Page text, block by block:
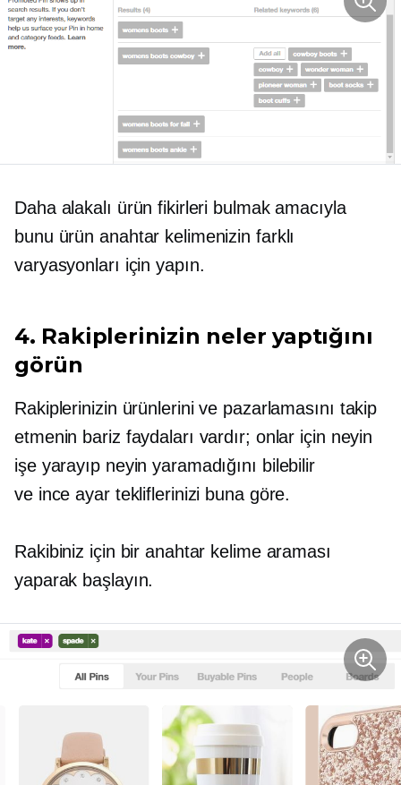
Daha alakalı ürün fikirleri bulmak amacıyla
bunu ürün anahtar kelimenizin farklı
varyasyonları için yapın.
4. Rakiplerinizin neler yaptığını
görün
Rakiplerinizin ürünlerini ve pazarlamasını takip
etmenin bariz faydaları vardır; onlar için neyin
işe yarayıp neyin yaramadığını bilebilir
ve ince ayartekliflerinizi buna göre.
Rakibiniz için bir anahtar kelime araması
yaparak başlayın.